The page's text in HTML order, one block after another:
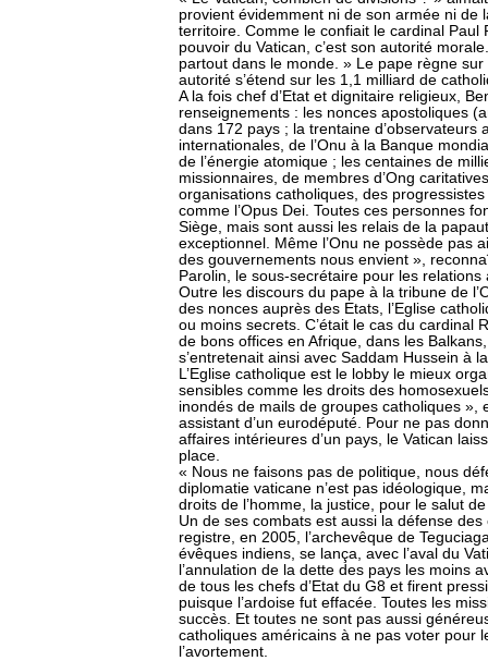
provient évidemment ni de son armée ni de
territoire. Comme le confiait le cardinal Paul
pouvoir du Vatican, c’est son autorité
partout dans le monde. » Le pape règne
autorité s’étend sur les 1,1 milliard de
A la fois chef d’Etat et dignitaire religieux,
renseignements : les nonces apostoliques
dans 172 pays ; la trentaine d’observateurs
internationales, de l’Onu à la Banque
de l’énergie atomique ; les centaines de
missionnaires, de membres d’Ong
organisations catholiques, des
comme l’Opus Dei. Toutes ces personnes
Siège, mais sont aussi les relais de la
exceptionnel. Même l’Onu ne possède pas
des gouvernements nous envient »,
Parolin, le sous-secrétaire pour les relations
Outre les discours du pape à la tribune de
des nonces auprès des Etats, l’Eglise
ou moins secrets. C’était le cas du cardinal
de bons offices en Afrique, dans les
s’entretenait ainsi avec Saddam Hussein à
L’Eglise catholique est le lobby le mieux
sensibles comme les droits des
inondés de mails de groupes catholiques »,
assistant d’un eurodéputé. Pour ne pas
affaires intérieures d’un pays, le Vatican
place.
« Nous ne faisons pas de politique, nous
diplomatie vaticane n’est pas idéologique,
droits de l’homme, la justice, pour le salut
Un de ses combats est aussi la défense
registre, en 2005, l’archevêque de
évêques indiens, se lança, avec l’aval du
l’annulation de la dette des pays les moins
de tous les chefs d’Etat du G8 et firent
puisque l’ardoise fut effacée. Toutes les
succès. Et toutes ne sont pas aussi
catholiques américains à ne pas voter pour
l’avortement.